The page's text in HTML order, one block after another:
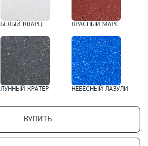
БЕЛЫЙ КВАРЦ КРАСНЫЙ МАРС
ЛУННЫЙ КРАТЕР НЕБЕСНЫЙ ЛАЗУЛИ
КУПИТЬ